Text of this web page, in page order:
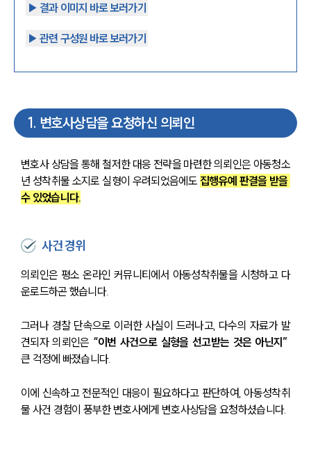
▶︎ 결과 이미지 바로 보러가기
▶︎ 관련 구성원 바로 보러가기
1. 변호사상담을 요청하신 의뢰인
변호사 상담을 통해 철저한 대응 전략을 마련한 의뢰인은 아동청소
년 성착취물 소지로 실형이 우려되었음에도 집행유예 판결을 받을
수 있었습니다.
사건 경위
의뢰인은 평소 온라인 커뮤니티에서 아동성착취물을 시청하고 다
운로드하곤 했습니다.
그러나 경찰 단속으로 이러한 사실이 드러나고, 다수의 자료가 발
견되자 의뢰인은 “이번 사건으로 실형을 선고받는 것은 아닌지”
큰 걱정에 빠졌습니다.
이에 신속하고 전문적인 대응이 필요하다고 판단하여, 아동성착취
물 사건 경험이 풍부한 변호사에게 변호사상담을 요청하셨습니다.